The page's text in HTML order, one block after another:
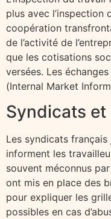
plus avec l’inspection
coopération
de l’activité de
que les cotisations
versées. Les
(Internal Market
Syndicats
Les syndicats
informent les
souvent méconnus
ont mis en place des
pour expliquer les
possibles en cas